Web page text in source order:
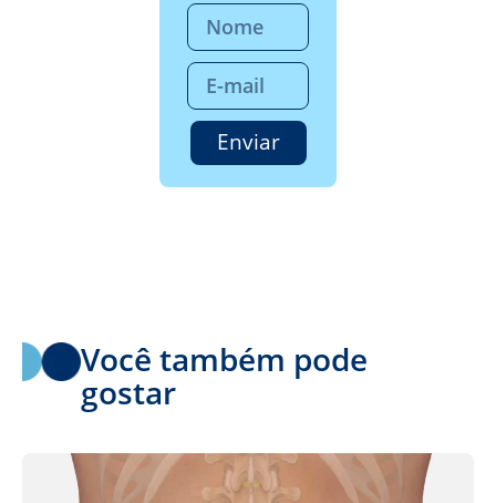
Enviar
Você também pode
gostar